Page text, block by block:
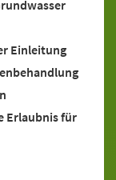
Einleitung
Erlaubnis für